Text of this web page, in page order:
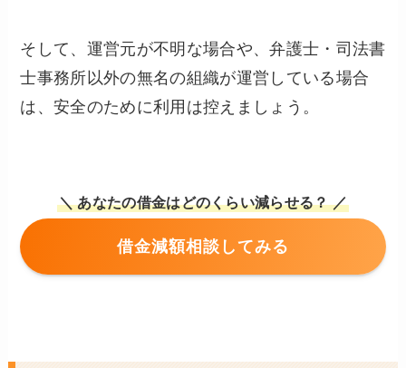
そして、運営元が不明な場合や、弁護士・司法書
士事務所以外の無名の組織が運営している場合
は、安全のために利用は控えましょう。
＼ あなたの借金はどのくらい減らせる？ ／
借金減額相談してみる